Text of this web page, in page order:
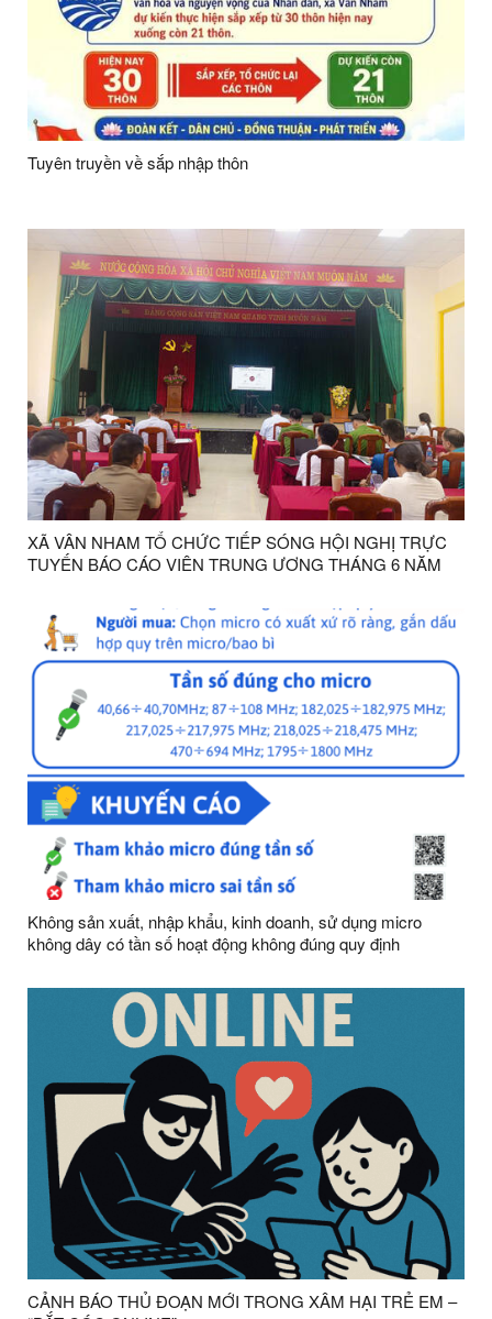
Tuyên truyền về sắp nhập thôn
XÃ VÂN NHAM TỔ CHỨC TIẾP SÓNG HỘI NGHỊ TRỰC
TUYẾN BÁO CÁO VIÊN TRUNG ƯƠNG THÁNG 6 NĂM
Không sản xuất, nhập khẩu, kinh doanh, sử dụng micro
không dây có tần số hoạt động không đúng quy định
CẢNH BÁO THỦ ĐOẠN MỚI TRONG XÂM HẠI TRẺ EM –